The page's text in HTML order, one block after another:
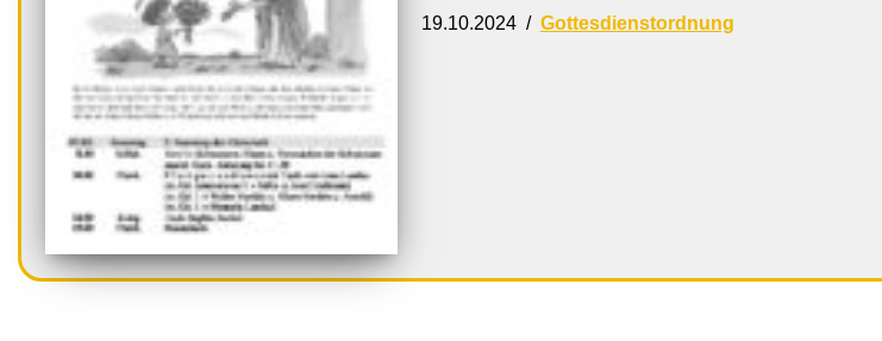
19.10.2024 Gottesdienstordnung